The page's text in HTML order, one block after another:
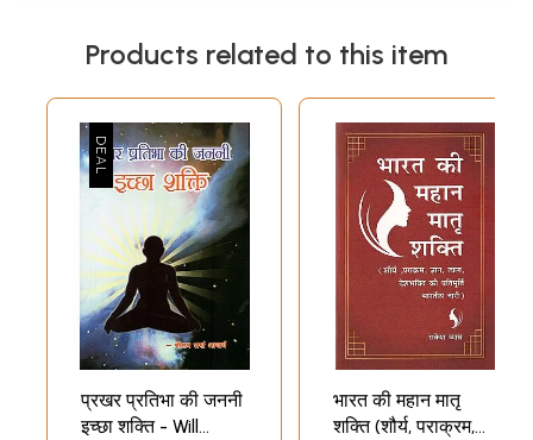
Products related to this item
प्रखर प्रतिभा की जननी
इच्छा शक्ति - Will
भारत की महान मातृ
शक्ति (शौर्य, पराक्रम,